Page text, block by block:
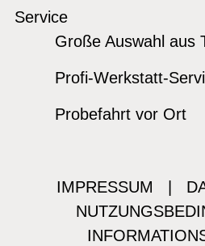
Service
Große Auswahl aus
Profi-Werkstatt-
Probefahrt vor Ort
IMPRESSUM